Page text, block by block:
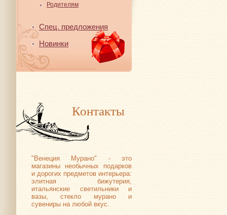
Родителям
Спец. предложения
Новинки
Контакты
"Венеция Мурано" - это
магазины необычных подарков
и дорогих предметов интерьера:
элитная бижутерия,
итальянские светильники и
вазы, стекло мурано и
сувениры на любой вкус.